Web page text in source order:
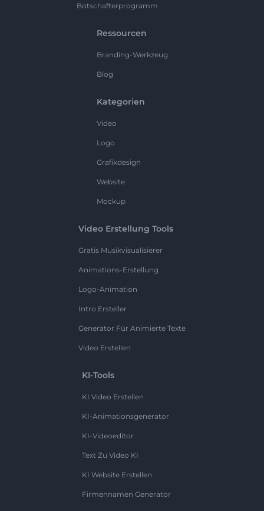
Botschafterprogramm
Ressourcen
Branding-Werkzeug
Blog
Kategorien
Video
Logo
Grafikdesign
Website
Mockup
Video Erstellung Tools
Gratis Musikvisualisierer
Animations-Erstellung
Logo-Animation
Intro Ersteller
Generator Für Animierte Texte
Video Erstellen
KI-Tools
KI Video Erstellen
KI-Animationsgenerator
KI-Videoeditor
Text Zu Video KI
KI Website Erstellen
Firmennamen Generator